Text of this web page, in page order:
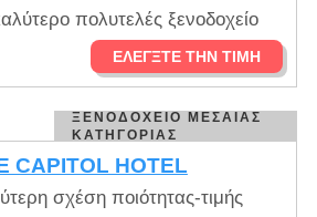
πολυτελές ξενοδοχείο
ΕΛΈΓΞΤΕ ΤΗΝ ΤΙΜΉ
ΞΕΝΟΔΟΧΕΊΟ ΜΕΣΑΊΑΣ
ΚΑΤΗΓΟΡΊΑΣ
CAPITOL HOTEL
σχέση ποιότητας-τιμής